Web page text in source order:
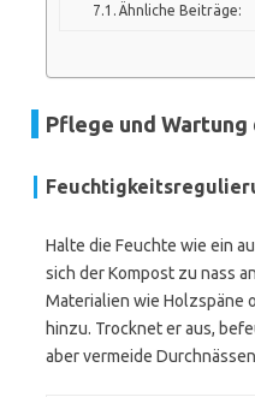
Ähnliche Beiträge:
Pflege und
Halte die Feuchte wie ein
sich der Kompost zu nass
Materialien wie Holzspäne
hinzu. Trocknet er aus,
aber vermeide